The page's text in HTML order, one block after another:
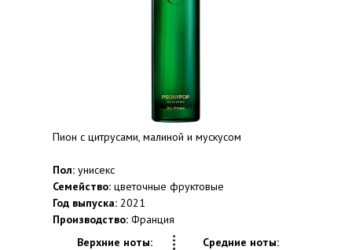
Пион с цитрусами, малиной и мускусом
Пол: унисекс
Семейство: цветочные фруктовые
Год выпуска: 2021
Производство: Франция
Верхние ноты:
Средние ноты: